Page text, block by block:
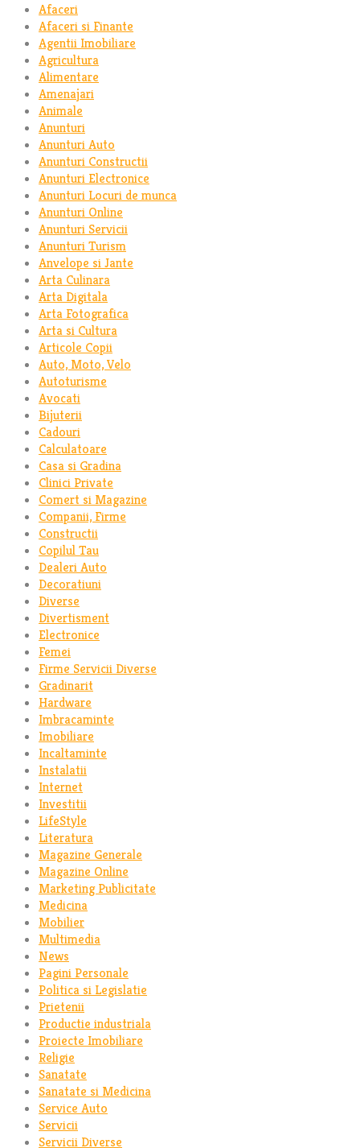
Afaceri
Afaceri si Finante
Agentii Imobiliare
Agricultura
Alimentare
Amenajari
Animale
Anunturi
Anunturi Auto
Anunturi Constructii
Anunturi Electronice
Anunturi Locuri de munca
Anunturi Online
Anunturi Servicii
Anunturi Turism
Anvelope si Jante
Arta Culinara
Arta Digitala
Arta Fotografica
Arta si Cultura
Articole Copii
Auto, Moto, Velo
Autoturisme
Avocati
Bijuterii
Cadouri
Calculatoare
Casa si Gradina
Clinici Private
Comert si Magazine
Companii, Firme
Constructii
Copilul Tau
Dealeri Auto
Decoratiuni
Diverse
Divertisment
Electronice
Femei
Firme Servicii Diverse
Gradinarit
Hardware
Imbracaminte
Imobiliare
Incaltaminte
Instalatii
Internet
Investitii
LifeStyle
Literatura
Magazine Generale
Magazine Online
Marketing Publicitate
Medicina
Mobilier
Multimedia
News
Pagini Personale
Politica si Legislatie
Prietenii
Productie industriala
Proiecte Imobiliare
Religie
Sanatate
Sanatate si Medicina
Service Auto
Servicii
Servicii Diverse